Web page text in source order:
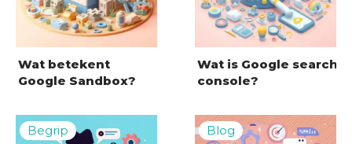
Wat betekent
Google Sandbox?
Wat is Google search
console?